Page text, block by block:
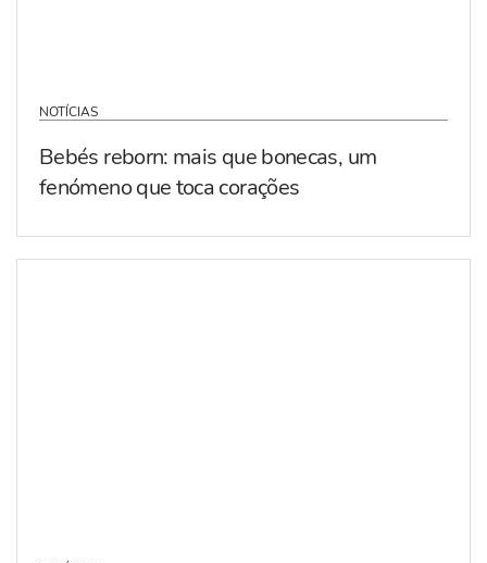
NOTÍCIAS
Bebés reborn: mais que bonecas, um
fenómeno que toca corações